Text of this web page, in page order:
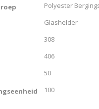
Polyester
Glashelder
308
406
50
100